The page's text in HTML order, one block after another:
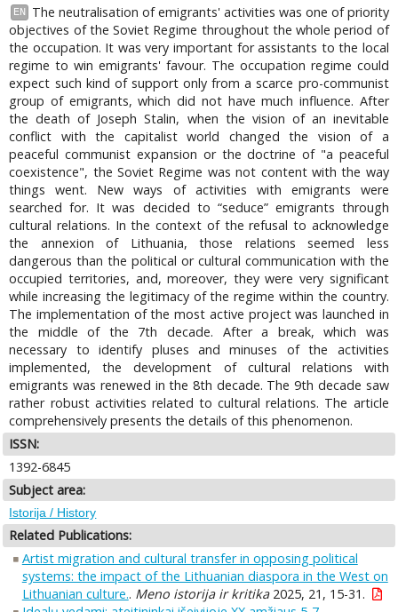
EN
The neutralisation of emigrants' activities was one of priority
objectives of the Soviet Regime throughout the whole period of
the occupation. It was very important for assistants to the local
regime to win emigrants' favour. The occupation regime could
expect such kind of support only from a scarce pro-communist
group of emigrants, which did not have much influence. After
the death of Joseph Stalin, when the vision of an inevitable
conflict with the capitalist world changed the vision of a
peaceful communist expansion or the doctrine of "a peaceful
coexistence", the Soviet Regime was not content with the way
things went. New ways of activities with emigrants were
searched for. It was decided to “seduce” emigrants through
cultural relations. In the context of the refusal to acknowledge
the annexion of Lithuania, those relations seemed less
dangerous than the political or cultural communication with the
occupied territories, and, moreover, they were very significant
while increasing the legitimacy of the regime within the country.
The implementation of the most active project was launched in
the middle of the 7th decade. After a break, which was
necessary to identify pluses and minuses of the activities
implemented, the development of cultural relations with
emigrants was renewed in the 8th decade. The 9th decade saw
rather robust activities related to cultural relations. The article
comprehensively presents the details of this phenomenon.
ISSN:
1392-6845
Subject area:
Istorija / History
Related Publications:
Artist migration and cultural transfer in opposing political
systems: the impact of the Lithuanian diaspora in the West on
Lithuanian culture.. Meno istorija ir kritika2025, 21, 15-31.